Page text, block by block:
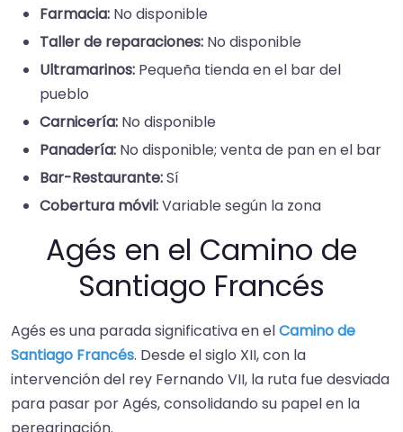
Farmacia: No disponible
Taller de reparaciones: No disponible
Ultramarinos: Pequeña tienda en el bar del
pueblo
Carnicería: No disponible
Panadería: No disponible; venta de pan en el bar
Bar-Restaurante:Sí
Cobertura móvil:Variable según la zona
Agés en el Camino de
Santiago Francés
Agés es una parada significativa en elCamino de
Santiago Francés. Desde el siglo XII, con la
intervención del rey Fernando VII, la ruta fue desviada
para pasar por Agés, consolidando su papel en la